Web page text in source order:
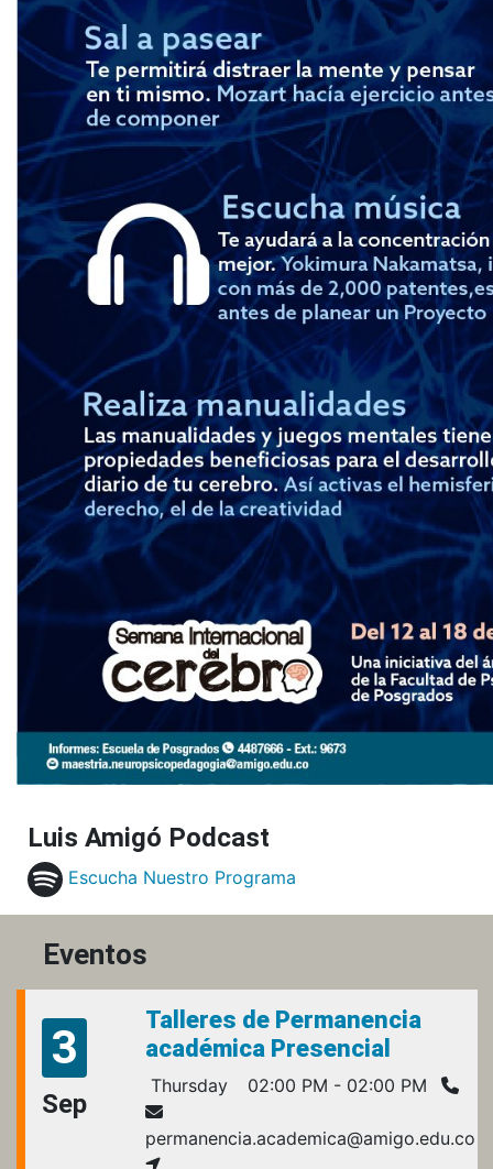
Luis Amigó Podcast
Escucha Nuestro Programa
Eventos
3
Sep
Talleres de Permanencia
académica Presencial
Thursday 02:00 PM - 02:00 PM
permanencia.academica@amigo.edu.co